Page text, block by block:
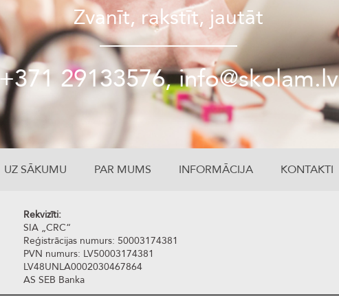
Zvanīt, rakstīt, jautāt
+371 29133576, info@skolam.lv
UZ SĀKUMU PAR MUMS INFORMĀCIJA KONTAKTI
Rekvizīti:
SIA „CRC“
Reģistrācijas numurs: 50003174381
PVN numurs: LV50003174381
LV48UNLA0002030467864
AS SEB Banka